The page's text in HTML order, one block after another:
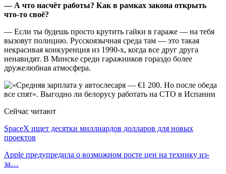
— А что насчёт работы? Как в рамках закона открыть
что-то своё?
— Если ты будешь просто крутить гайки в гараже — на тебя
вызовут полицию. Русскоязычная среда там — это такая
некрасивая конкуренция из 1990-х, когда все друг друга
ненавидят. В Минске среди гаражников гораздо более
дружелюбная атмосфера.
Сейчас читают
SpaceX ищет десятки миллиардов долларов для новых
проектов
Apple предупредила о возможном росте цен на технику из-
за…